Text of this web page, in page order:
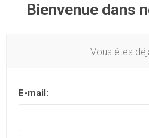
Bienvenue dans
Vous êtes
E-mail: